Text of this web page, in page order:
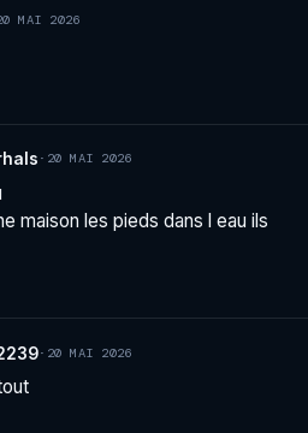
MAI 2026
· 20 MAI 2026
maison les pieds dans l eau ils
· 20 MAI 2026